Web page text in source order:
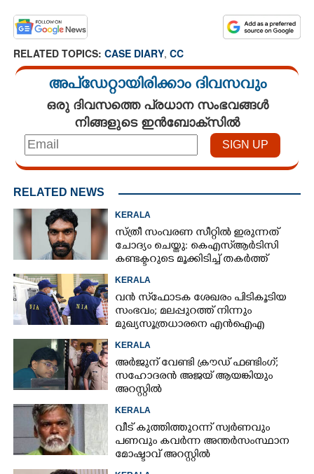
RELATED TOPICS: CASE DIARY, CC
അപ്ഡേറ്റായിരിക്കാം ദിവസവും
ഒരു ദിവസത്തെ പ്രധാന സംഭവങ്ങൾ
നിങ്ങളുടെ ഇൻബോക്സിൽ
RELATED NEWS
KERALA
സ്ത്രീ സംവരണ സീറ്റിൽ ഇരുന്നത്
ചോദ്യം ചെയ്തു: കെഎസ്ആർടിസി
കണ്ടക്ടറുടെ മൂക്കിടിച്ച് തകർത്ത്
യാത്രക്കാരൻ
KERALA
വൻ സ്‌ഫോടക ശേഖരം പിടികൂടിയ
സംഭവം; മലപ്പുറത്ത് നിന്നും
മുഖ്യസൂത്രധാരനെ എൻഐഎ
അറസ്റ്റ് ചെയ്‌തു
KERALA
അർജുന് വേണ്ടി ക്രൗഡ് ഫണ്ടിംഗ്;
സഹോദരൻ അജയ് ആയങ്കിയും
അറസ്റ്റിൽ
KERALA
വീട് കുത്തിത്തുറന്ന് സ്വർണവും
പണവും കവർന്ന അന്തർസംസ്ഥാന
മോഷ്ടാവ് അറസ്റ്റിൽ